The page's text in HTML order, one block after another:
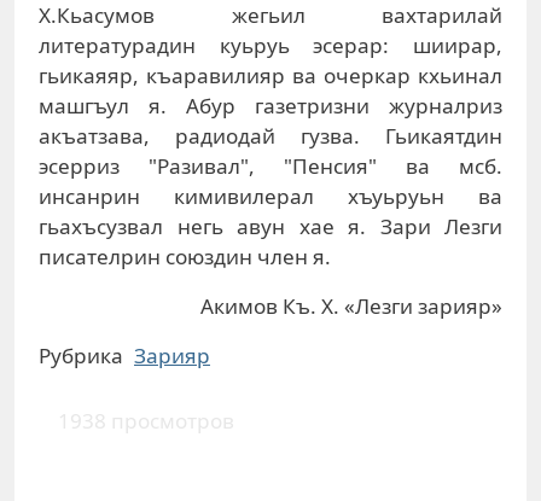
Х.Кьасумов жегьил вахтарилай
литературадин куьруь эсерар: шиирар,
гьикаяяр, къаравилияр ва очеркар кхьинал
машгъул я. Абур газетризни журналриз
акъатзава, радиодай гузва. Гьикаятдин
эсерриз "Разивал", "Пенсия" ва мсб.
инсанрин кимивилерал хъуьруьн ва
гьахъсузвал негь авун хае я. Зари Лезги
писателрин союздин член я.
Акимов Къ. Х. «Лезги зарияр»
Рубрика Зарияр
1938 просмотров